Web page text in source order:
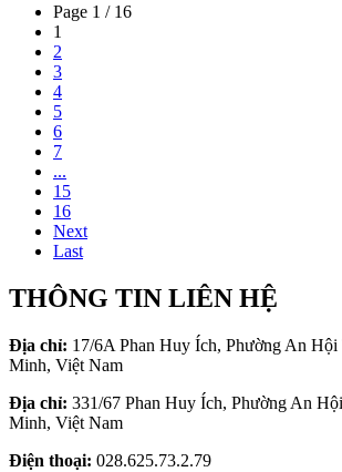
Page 1 / 16
1
2
3
4
5
6
7
...
15
16
Next
Last
THÔNG TIN LIÊN HỆ
Địa chỉ: 17/6A Phan Huy Ích, Phường An
Minh, Việt Nam
Địa chỉ: 331/67 Phan Huy Ích, Phường An
Minh, Việt Nam
Điện thoại: 028.625.73.2.79